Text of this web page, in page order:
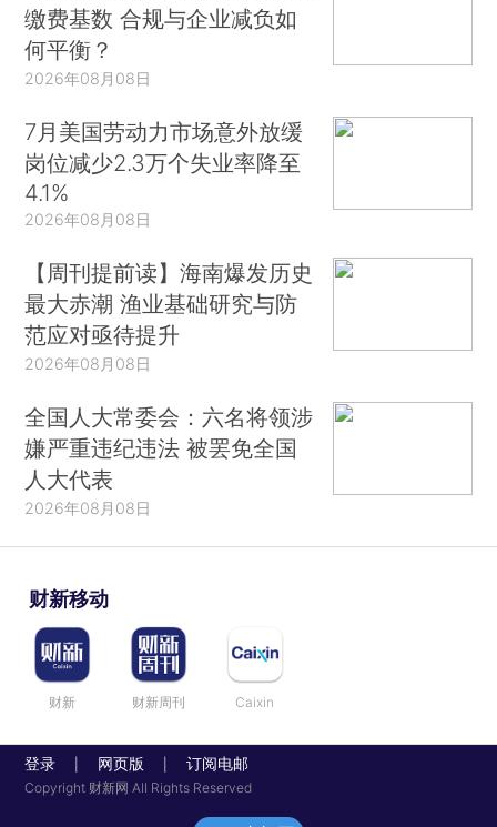
缴费基数 合规与企业减负如
何平衡？
2026年08月08日
7月美国劳动力市场意外放缓
岗位减少2.3万个失业率降至
4.1%
2026年08月08日
【周刊提前读】海南爆发历史
最大赤潮 渔业基础研究与防
范应对亟待提升
2026年08月08日
全国人大常委会：六名将领涉
嫌严重违纪违法 被罢免全国
人大代表
2026年08月08日
财新移动
财新 财新周刊 Caixin
登录 网页版 订阅电邮
Copyright 财新网 All Rights Reserved